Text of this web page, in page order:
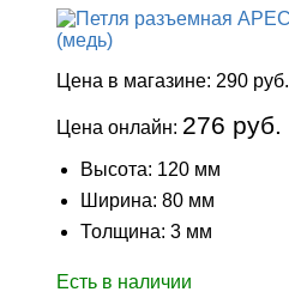
Цена в магазине: 290 руб.
Цена онлайн: 276 руб.
Высота: 120 мм
Ширина: 80 мм
Толщина: 3 мм
Есть в наличии